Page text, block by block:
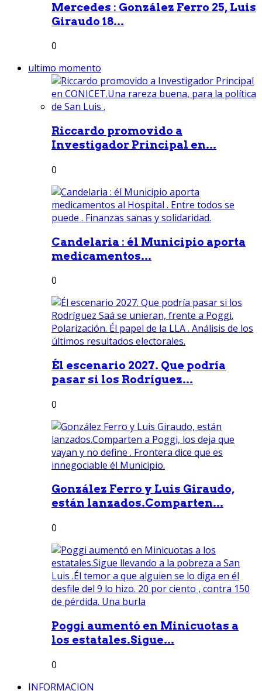
Mercedes : González Ferro 25, Luis
Giraudo 18...
0
ultimo momento
Riccardo promovido a
Investigador Principal en...
0
Candelaria : él Municipio aporta
medicamentos...
0
Él escenario 2027. Que podría
pasar si los Rodríguez...
0
González Ferro y Luis Giraudo,
están lanzados.Comparten...
0
Poggi aumentó en Minicuotas a
los estatales.Sigue...
0
INFORMACION